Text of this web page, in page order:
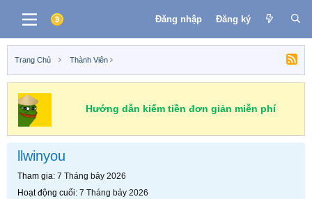
Đăng nhập Đăng ký
Trang Chủ Thành Viên
Hướng dẫn kiếm tiền đơn giản miễn phí
llwinyou
Tham gia 7 Tháng bảy 2026
Hoạt động cuối 7 Tháng bảy 2026